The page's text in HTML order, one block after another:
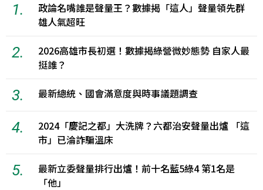
1.
政論名嘴誰是聲量王？數據揭「這人」聲量領先群
雄人氣超旺
2.
2026高雄市長初選！數據揭綠營微妙態勢 自家人最
挺誰？
3. 最新總統、國會滿意度與時事議題調查
4.
2024「慶記之都」大洗牌？六都治安聲量出爐 「這
市」已淪詐騙溫床
5.
最新立委聲量排行出爐！前十名藍5綠4 第1名是
「他」